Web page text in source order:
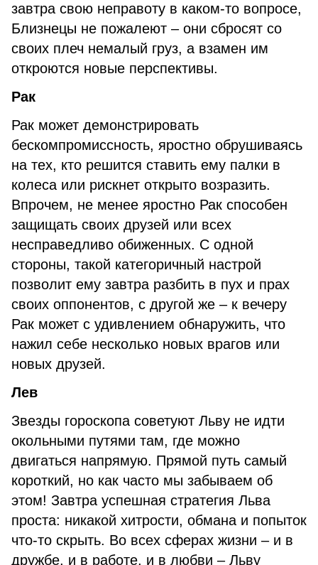
завтра свою неправоту в каком-то вопросе,
Близнецы не пожалеют – они сбросят со
своих плеч немалый груз, а взамен им
откроются новые перспективы.
Рак
Рак может демонстрировать
бескомпромиссность, яростно обрушиваясь
на тех, кто решится ставить ему палки в
колеса или рискнет открыто возразить.
Впрочем, не менее яростно Рак способен
защищать своих друзей или всех
несправедливо обиженных. С одной
стороны, такой категоричный настрой
позволит ему завтра разбить в пух и прах
своих оппонентов, с другой же – к вечеру
Рак может с удивлением обнаружить, что
нажил себе несколько новых врагов или
новых друзей.
Лев
Звезды гороскопа советуют Льву не идти
окольными путями там, где можно
двигаться напрямую. Прямой путь самый
короткий, но как часто мы забываем об
этом! Завтра успешная стратегия Льва
проста: никакой хитрости, обмана и попыток
что-то скрыть. Во всех сферах жизни – и в
дружбе, и в работе, и в любви – Льву